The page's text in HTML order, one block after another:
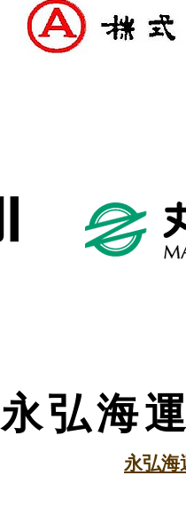
永弘海
永弘海